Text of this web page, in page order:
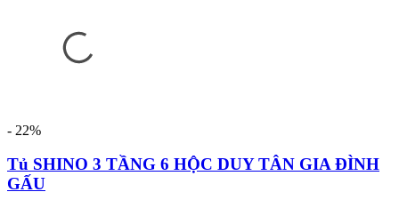
- 22%
Tủ SHINO 3 TẦNG 6 HỘC DUY TÂN GIA ĐÌNH
GẤU